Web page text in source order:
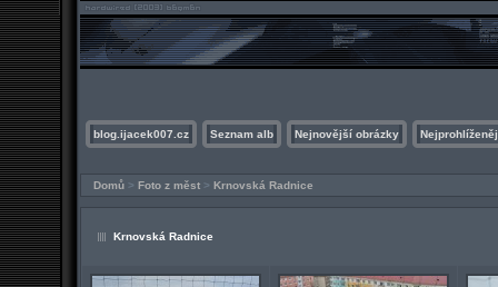
blog.ijacek007.cz Seznam alb Nejnovější obrázky
Domů > Foto z měst > Krnovská Radnice
Krnovská Radnice